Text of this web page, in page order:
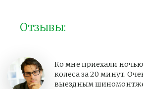
Отзывы:
Ко мне приехали
колеса за 20 минут.
выездным